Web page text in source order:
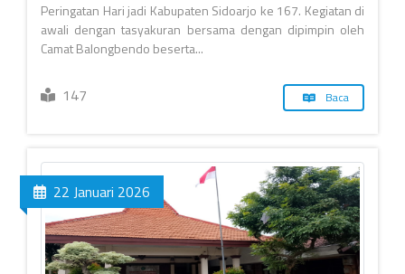
Peringatan Hari jadi Kabupaten Sidoarjo ke 167. Kegiatan di
awali dengan tasyakuran bersama dengan dipimpin oleh
Camat Balongbendo beserta...
147 Baca
22 Januari 2026